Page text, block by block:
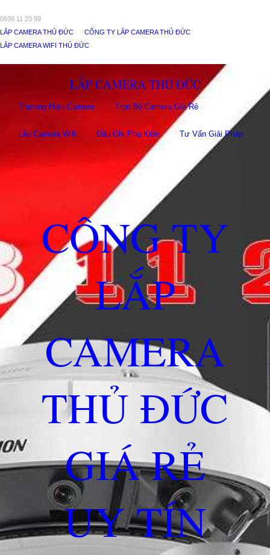
0938 11 23 99
LẮP CAMERA THỦ ĐỨC
CÔNG TY LẮP CAMERA THỦ ĐỨC
LẮP CAMERA WIFI THỦ ĐỨC
LẮP CAMERA THỦ ĐỨC
Thương Hiệu Camera Trọn Bộ Camera Giá Rẻ
Lắp Camera Wifi Đầu Ghi Phụ Kiên Tư Vấn Giải Pháp
CÔNG TY
LẮP
CAMERA
THỦ ĐỨC
GIÁ RẺ
UY TÍN